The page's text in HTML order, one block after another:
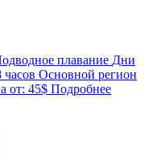
плавание Дни
часов Основной регион
от: 45$ Подробнее